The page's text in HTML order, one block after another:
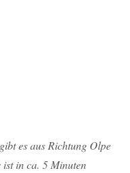
es aus Richtung Olpe
in ca. 5 Minuten